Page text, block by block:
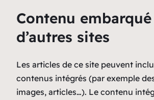
Contenu
d’autres sites
Les articles de ce site peuvent
contenus intégrés (par exemple
images, articles…). Le contenu